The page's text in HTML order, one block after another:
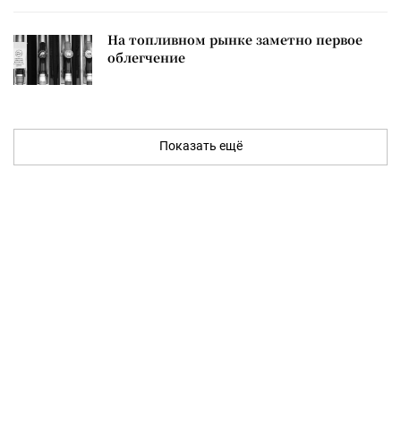
На топливном рынке заметно первое
облегчение
Показать ещё